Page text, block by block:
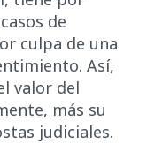
de
culpa de una
Así,
valor del
más su
judiciales.